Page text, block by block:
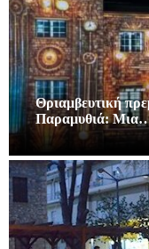
Θριαμβευτική
Παραμυθιά: